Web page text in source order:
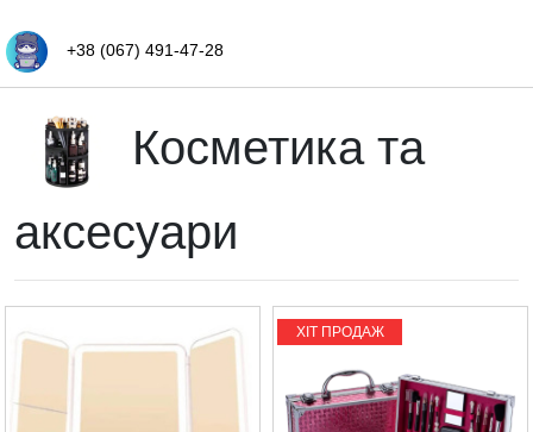
+38 (067) 491-47-28
Косметика та
аксесуари
ХІТ ПРОДАЖ